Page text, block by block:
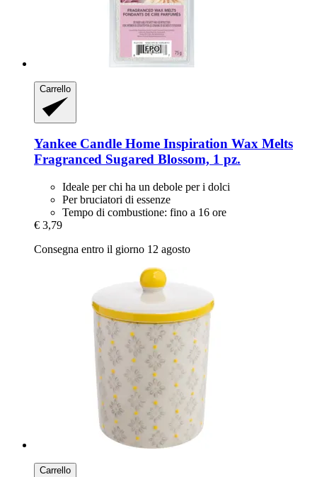
Carrello
Yankee Candle Home Inspiration Wax Melts
Fragranced Sugared Blossom, 1 pz.
Ideale per chi ha un debole per i dolci
Per bruciatori di essenze
Tempo di combustione: fino a 16 ore
€ 3,79
Consegna entro il giorno 12 agosto
Carrello